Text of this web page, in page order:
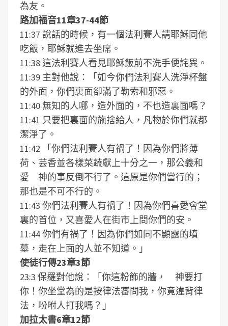
為友。
路加福音11章37-44節
11:37 說話的時候，有一個法利賽人請耶穌同他
吃飯，耶穌就進去坐席。
11:38 這法利賽人看見耶穌飯前不洗手便詫異。
11:39 主對他說：「如今你們法利賽人洗淨杯盤
的外面，你們裏面卻滿了勒索和邪惡。
11:40 無知的人哪，造外面的，不也造裏面嗎？
11:41 只要把裏面的施捨給人，凡物於你們就都
潔淨了。
11:42 「你們法利賽人有禍了！因為你們將薄
荷、芸香並各樣菜蔬獻上十分之一，那公義和
愛 神的事反倒不行了。這原是你們當行的；
那也是不可不行的。
11:43 你們法利賽人有禍了！因為你們喜愛會堂
裏的首位，又喜愛人在街市上問你們的安。
11:44 你們有禍了！因為你們如同不顯露的墳
墓，走在上面的人並不知道。」
使徒行傳23章3節
23:3 保羅對他說：「你這粉飾的牆， 神要打
你！你坐堂為的是按律法審問我，你竟違背律
法，吩咐人打我嗎？」
加拉太書6章12節